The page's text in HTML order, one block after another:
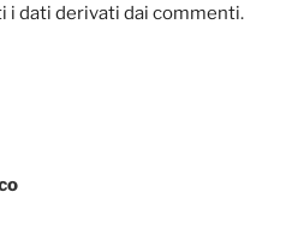
i dati derivati dai commenti.